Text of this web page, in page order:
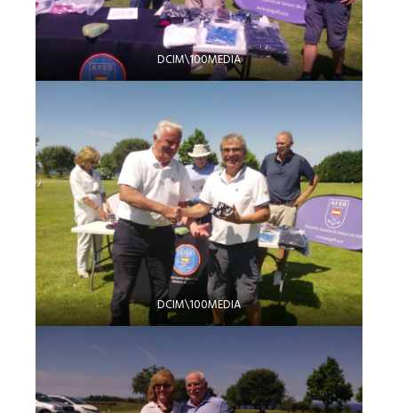
DCIM\100MEDIA
DCIM\100MEDIA